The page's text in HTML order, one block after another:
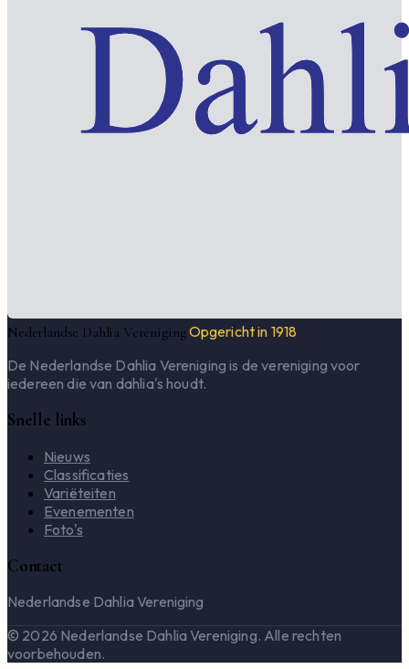
Nederlandse Dahlia VerenigingOpgericht in 1918
De Nederlandse Dahlia Vereniging is de vereniging voor
iedereen die van dahlia's houdt.
Snelle links
Nieuws
Classificaties
Variëteiten
Evenementen
Foto's
Contact
Nederlandse Dahlia Vereniging
© 2026 Nederlandse Dahlia Vereniging. Alle rechten
voorbehouden.